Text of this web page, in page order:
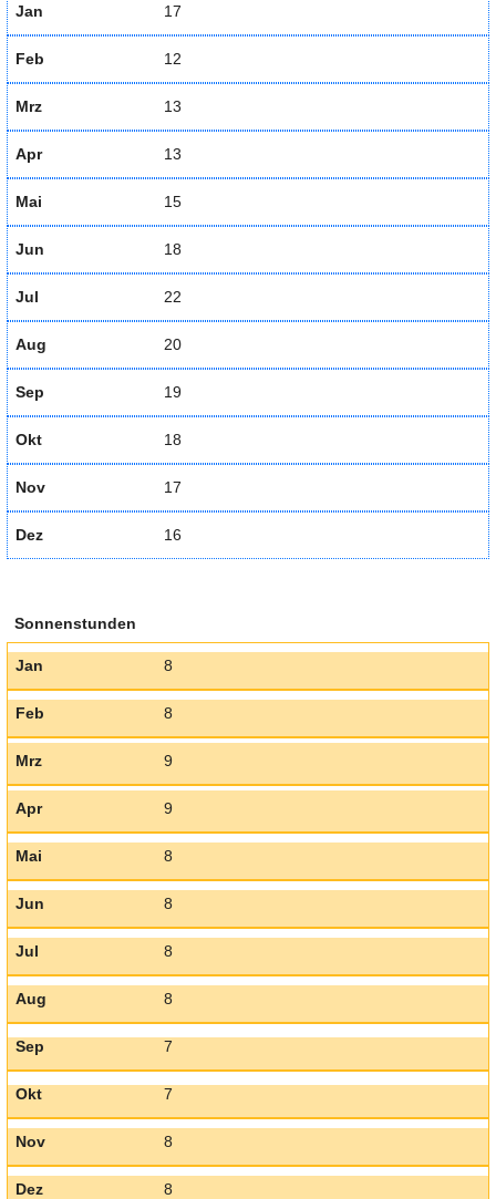
Jan 17
Feb 12
Mrz 13
Apr 13
Mai 15
Jun 18
Jul 22
Aug 20
Sep 19
Okt 18
Nov 17
Dez 16
Sonnenstunden
Jan 8
Feb 8
Mrz 9
Apr 9
Mai 8
Jun 8
Jul 8
Aug 8
Sep 7
Okt 7
Nov 8
Dez 8